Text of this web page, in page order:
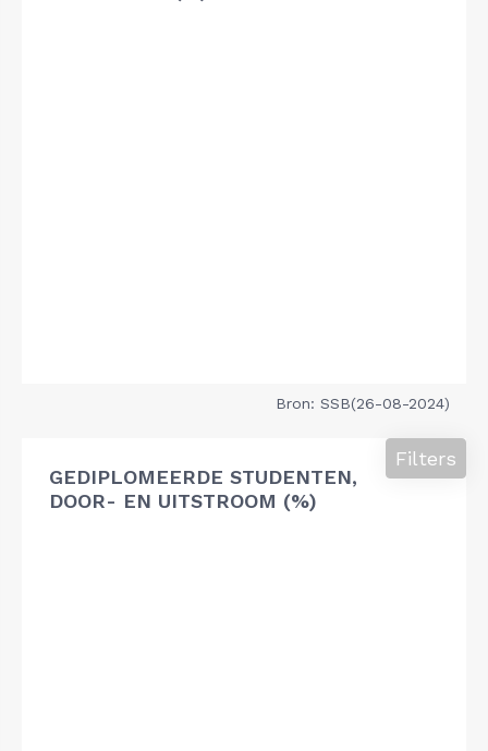
Bron: SSB(26-08-2024)
GEDIPLOMEERDE STUDENTEN,
DOOR- EN UITSTROOM (%)
Filters